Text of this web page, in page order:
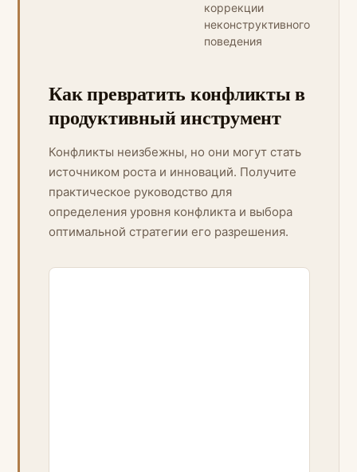
коррекции
неконструктивного
поведения
Как превратить конфликты в
продуктивный инструмент
Конфликты неизбежны, но они могут стать
источником роста и инноваций. Получите
практическое руководство для
определения уровня конфликта и выбора
оптимальной стратегии его разрешения.